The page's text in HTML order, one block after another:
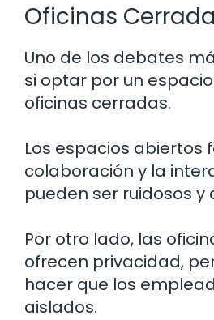
Oficinas
Uno de los debates
si optar por un
oficinas cerradas.
Los espacios abiertos
colaboración y la
pueden ser ruidosos y
Por otro lado, las
ofrecen privacidad,
hacer que los
aislados.